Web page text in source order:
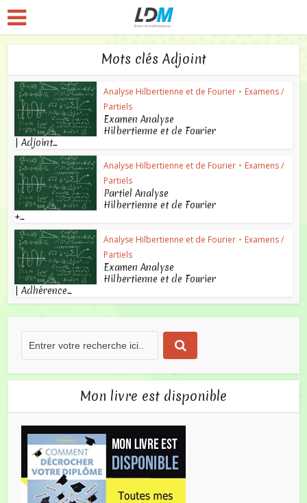
Mots clés Adjoint
Analyse Hilbertienne et de Fourier • Examens /
Partiels
Examen Analyse
Hilbertienne et de Fourier
| Adjoint...
Analyse Hilbertienne et de Fourier • Examens /
Partiels
Partiel Analyse
Hilbertienne et de Fourier
+...
Analyse Hilbertienne et de Fourier • Examens /
Partiels
Examen Analyse
Hilbertienne et de Fourier
| Adhérence...
Mon livre est disponible